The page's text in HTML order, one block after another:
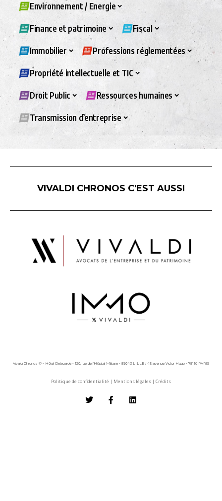
Environnement / Energie
Finance et patrimoine Fiscal
Immobilier Professions réglementées
Propriété intellectuelle et TIC
Droit Public Ressources humaines
Transmission d’entreprise
VIVALDI CHRONOS C'EST AUSSI
Vivaldi Chronos © - Hôtel Delagarde - 120, rue de l'Hôpital Militaire - 59043 LILLE / 45 avenue Victor Hugo - 75116 PARIS
Politique de confidentialité | Mentions légales | Crédits